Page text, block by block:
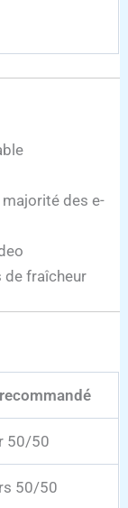
des e-
fraîcheur
50/50
50/50